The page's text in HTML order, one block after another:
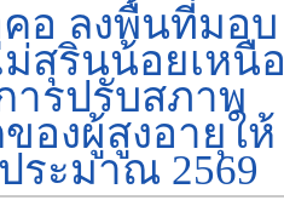
อ ลงพื้นที่มอบ
สุรินน้อยเหนือ
ารปรับสภาพ
องผู้สูงอายุให้
ระมาณ 2569